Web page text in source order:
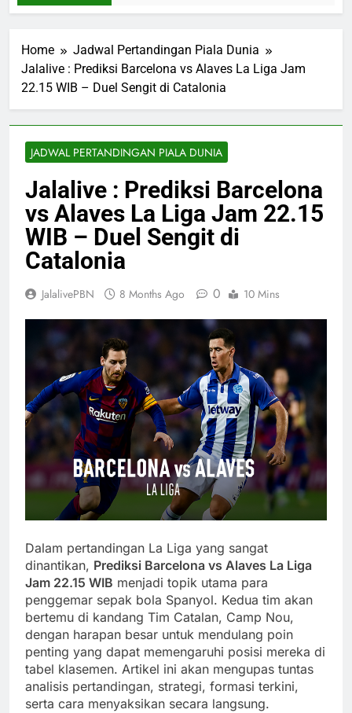
Home
Jadwal Pertandingan Piala Dunia
Jalalive : Prediksi Barcelona vs Alaves La Liga Jam
22.15 WIB – Duel Sengit di Catalonia
JADWAL PERTANDINGAN PIALA DUNIA
Jalalive : Prediksi Barcelona
vs Alaves La Liga Jam 22.15
WIB – Duel Sengit di
Catalonia
JalalivePBN 8 Months Ago 0 10 Mins
Dalam pertandingan La Liga yang sangat
dinantikan, Prediksi Barcelona vs Alaves La Liga
Jam 22.15 WIB menjadi topik utama para
penggemar sepak bola Spanyol. Kedua tim akan
bertemu di kandang Tim Catalan, Camp Nou,
dengan harapan besar untuk mendulang poin
penting yang dapat memengaruhi posisi mereka di
tabel klasemen. Artikel ini akan mengupas tuntas
analisis pertandingan, strategi, formasi terkini,
serta cara menyaksikan secara langsung.